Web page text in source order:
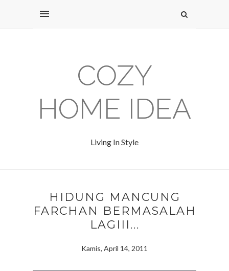
COZY
HOME IDEA
Living In Style
HIDUNG MANCUNG
FARCHAN BERMASALAH
LAGIII...
Kamis, April 14, 2011